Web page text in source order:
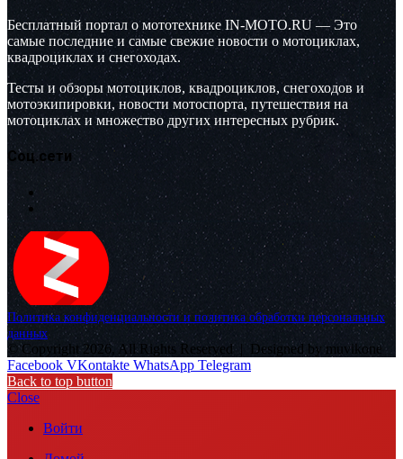
Бесплатный портал о мототехнике IN-MOTO.RU — Это
самые последние и самые свежие новости о мотоциклах,
квадроциклах и снегоходах.
Тесты и обзоры мотоциклов, квадроциклов, снегоходов и
мотоэкипировки, новости мотоспорта, путешествия на
мотоциклах и множество других интересных рубрик.
Соц.сети
Политика конфиденциальности и политика обработки персональных
данных
© Copyright 2026, All Rights Reserved |
Designed by muvikone
Facebook VKontakte WhatsApp Telegram
Back to top button
Close
Войти